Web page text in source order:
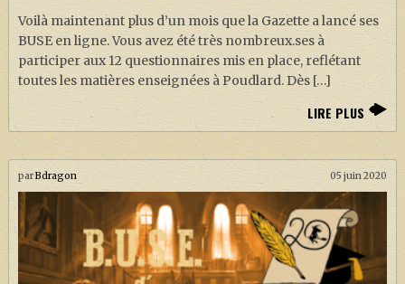
Voilà maintenant plus d’un mois que la Gazette a lancé ses
BUSE en ligne. Vous avez été très nombreux.ses à
participer aux 12 questionnaires mis en place, reflétant
toutes les matières enseignées à Poudlard. Dès […]
LIRE PLUS
parBdragon 05 juin 2020